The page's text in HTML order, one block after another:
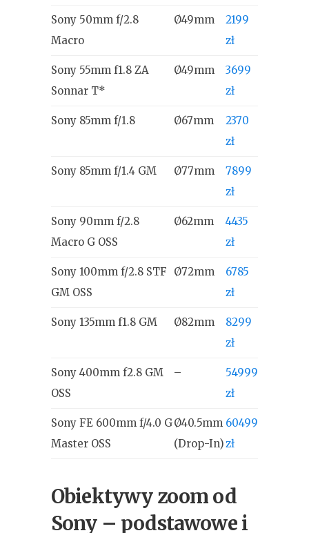
Sony 50mm f/2.8
Macro
Ø49mm
2199
zł
Sony 55mm f1.8 ZA
Sonnar T*
Ø49mm
3699
zł
Sony 85mm f/1.8 Ø67mm
2370
zł
Sony 85mm f/1.4 GM Ø77mm
7899
zł
Sony 90mm f/2.8
Macro G OSS
Ø62mm
4435
zł
Sony 100mm f/2.8 STF
GM OSS
Ø72mm
6785
zł
Sony 135mm f1.8 GM Ø82mm
8299
zł
Sony 400mm f2.8 GM
OSS
–
54999
zł
Sony FE 600mm f/4.0 G
Master OSS
Ø40.5mm
(Drop-In)
60499
zł
Obiektywy zoom od
Sony – podstawowe i